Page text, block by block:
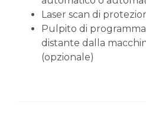
Laser scan di
Pulpito di
distante dalla
(opzionale)